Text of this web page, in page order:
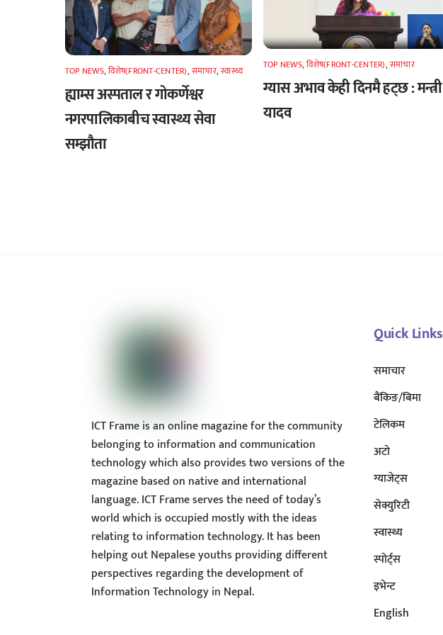
TOP NEWS,विशेष(FRONT-CENTER),समाचार,स्वास्थ्य
ह्याम्स अस्पताल र गोकर्णेश्वर
नगरपालिकाबीच स्वास्थ्य सेवा
सम्झौता
TOP NEWS,विशेष(FRONT-CENTER),समाचार
ग्यास अभाव केही दिनमै हट्छ : मन्त्री
यादव
ICT Frame is an online magazine for the community
belonging to information and communication
technology which also provides two versions of the
magazine based on native and international
language. ICT Frame serves the need of today’s
world which is occupied mostly with the ideas
relating to information technology. It has been
helping out Nepalese youths providing different
perspectives regarding the development of
Information Technology in Nepal.
Quick Links
समाचार
बैंकिङ/बिमा
टेलिकम
अटाे
ग्याजेट्स
सेक्युरिटी
स्वास्थ्य
स्पोर्ट्स
इभेन्ट
English